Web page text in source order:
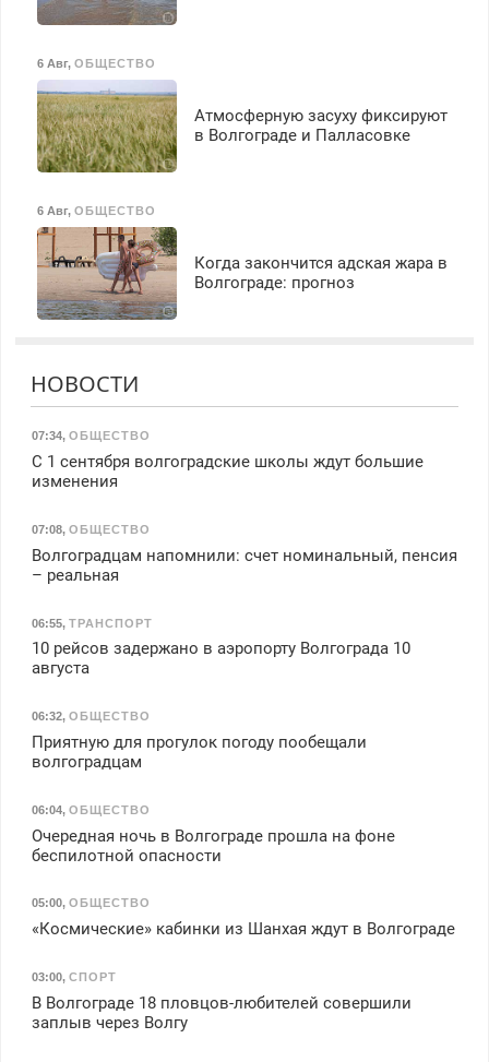
6 Авг, ОБЩЕСТВО
Атмосферную засуху фиксируют
в Волгограде и Палласовке
6 Авг, ОБЩЕСТВО
Когда закончится адская жара в
Волгограде: прогноз
НОВОСТИ
07:34, ОБЩЕСТВО
С 1 сентября волгоградские школы ждут большие
изменения
07:08, ОБЩЕСТВО
Волгоградцам напомнили: счет номинальный, пенсия
– реальная
06:55, ТРАНСПОРТ
10 рейсов задержано в аэропорту Волгограда 10
августа
06:32, ОБЩЕСТВО
Приятную для прогулок погоду пообещали
волгоградцам
06:04, ОБЩЕСТВО
Очередная ночь в Волгограде прошла на фоне
беспилотной опасности
05:00, ОБЩЕСТВО
«Космические» кабинки из Шанхая ждут в Волгограде
03:00, СПОРТ
В Волгограде 18 пловцов-любителей совершили
заплыв через Волгу